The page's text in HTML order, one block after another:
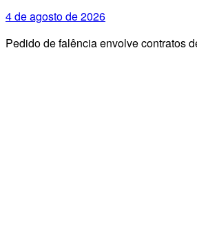
4 de agosto de 2026
Pedido de falência envolve contratos